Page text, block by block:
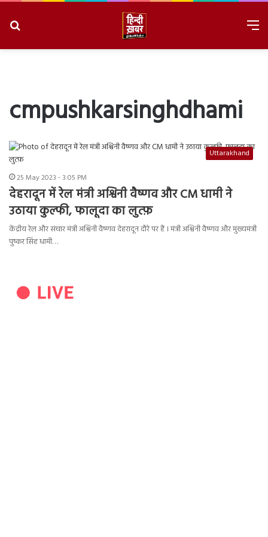
cmpushkarsinghdhami
Uttarakhand
25 May 2023 - 3:05 PM
देहरादून में रेल मंत्री अश्विनी वैष्णव और CM धामी ने
उठाया कुल्फी, फालूदा का लुत्फ़
केंद्रीय रेल और संचार मंत्री अश्विनी वैष्णव देहरादून दौरे पर हैं । मंत्री अश्विनी वैष्णव और मुख्यमंत्री
पुष्कर सिंह धामी…